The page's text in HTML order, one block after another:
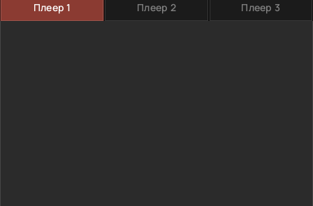
Плеер 1 Плеер 2 Плеер 3